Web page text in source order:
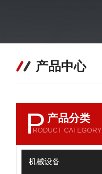
产品中心
P 产品分类
RODUCT CATEGORY
机械设备